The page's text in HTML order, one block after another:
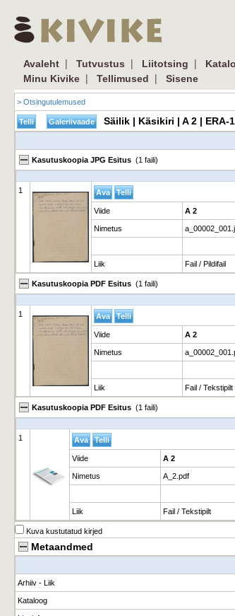
Avaleht | Tutvustus | Liitotsing |
Minu Kivike | Tellimused | Sisene
> Otsingutulemused
Säilik | Käsikiri | A 2 | ERA-
Kasutuskoopia JPG Esitus (1 faili)
1
Viide A 2
Nimetus
Liik Fail / Pildifail
Kasutuskoopia PDF Esitus (1 faili)
1
Viide A 2
Nimetus
Liik Fail / Tekstipilt
Kasutuskoopia PDF Esitus (1 faili)
1
Viide A 2
Nimetus A_2.pdf
Liik Fail / Tekstipilt
Kuva kustutatud kirjed
Metaandmed
Arhiiv - Liik
Kataloog